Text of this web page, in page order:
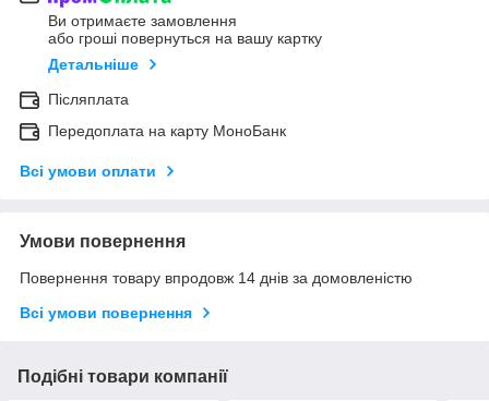
Ви отримаєте замовлення
або гроші повернуться на вашу картку
Детальніше
Післяплата
Передоплата на карту МоноБанк
Всі умови оплати
Умови повернення
Повернення товару впродовж 14 днів за домовленістю
Всі умови повернення
Подібні товари компанії